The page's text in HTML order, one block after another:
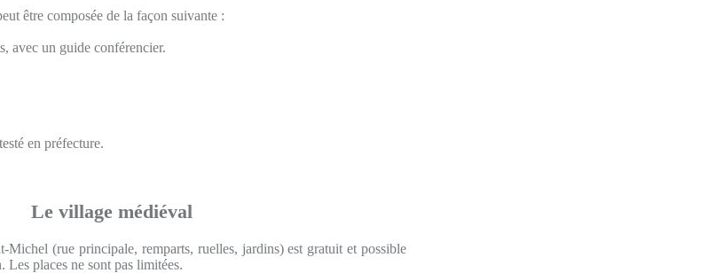
être composée de la façon suivante :
avec un guide conférencier.
en préfecture.
Le village médiéval
Michel (rue principale, remparts, ruelles, jardins) est gratuit et possible
Les places ne sont pas limitées.